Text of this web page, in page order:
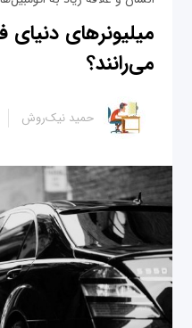
میلیونرهای
می‌رانند؟
حمید نیک‌روش